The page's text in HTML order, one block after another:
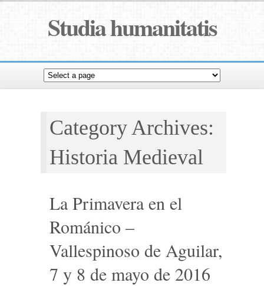
Studia humanitatis
Category Archives:
Historia Medieval
La Primavera en el
Románico –
Vallespinoso de Aguilar,
7 y 8 de mayo de 2016